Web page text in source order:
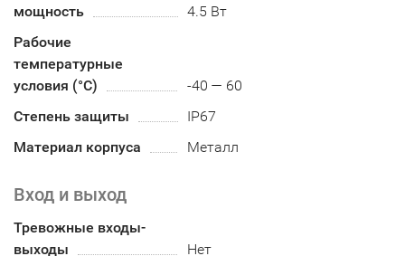
мощность
4.5 Вт
Рабочие
температурные
условия (°С)
-40 — 60
Степень защиты
IP67
Материал корпуса
Металл
Вход и выход
Тревожные входы-
выходы
Нет